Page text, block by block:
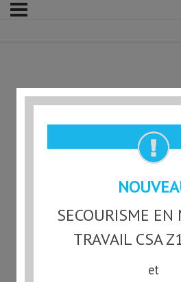
À quel groupe
Des livres sur les planètes? (2
1-2 ans
SECOURISME EN
TRAVAIL CSA
et